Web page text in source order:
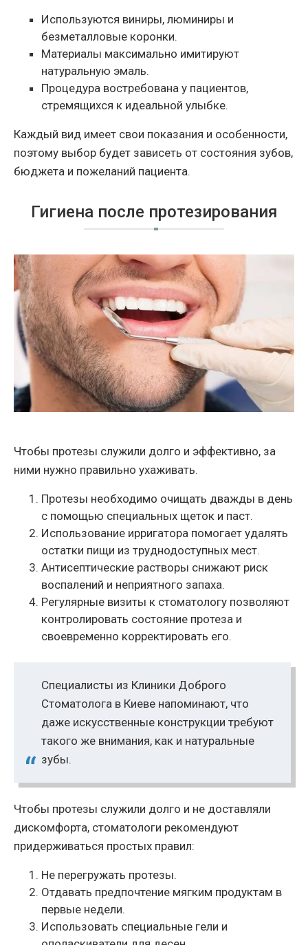
Используются виниры, люминиры и
безметалловые коронки.
Материалы максимально имитируют
натуральную эмаль.
Процедура востребована у пациентов,
стремящихся к идеальной улыбке.
Каждый вид имеет свои показания и особенности,
поэтому выбор будет зависеть от состояния зубов,
бюджета и пожеланий пациента.
Гигиена после протезирования
Чтобы протезы служили долго и эффективно, за
ними нужно правильно ухаживать.
Протезы необходимо очищать дважды в день
с помощью специальных щеток и паст.
Использование ирригатора помогает удалять
остатки пищи из труднодоступных мест.
Антисептические растворы снижают риск
воспалений и неприятного запаха.
Регулярные визиты к стоматологу позволяют
контролировать состояние протеза и
своевременно корректировать его.
Специалисты из Клиники Доброго
Стоматолога в Киеве напоминают, что
даже искусственные конструкции требуют
такого же внимания, как и натуральные
зубы.
Чтобы протезы служили долго и не доставляли
дискомфорта, стоматологи рекомендуют
придерживаться простых правил:
Не перегружать протезы.
Отдавать предпочтение мягким продуктам в
первые недели.
Использовать специальные гели и